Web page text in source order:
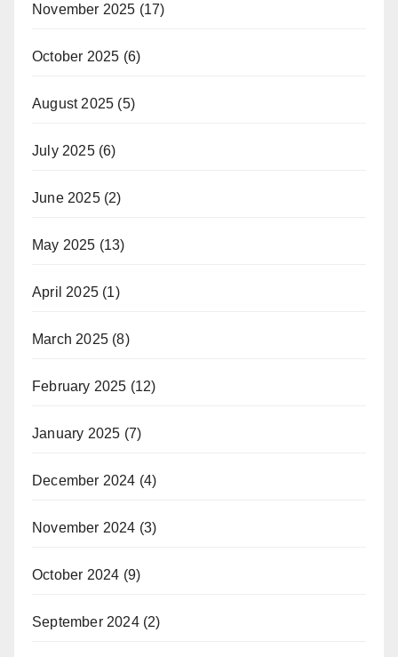
November 2025 (17)
October 2025 (6)
August 2025 (5)
July 2025(6)
June 2025(2)
May 2025 (13)
April 2025 (1)
March 2025 (8)
February 2025 (12)
January 2025 (7)
December 2024 (4)
November 2024 (3)
October 2024 (9)
September 2024(2)